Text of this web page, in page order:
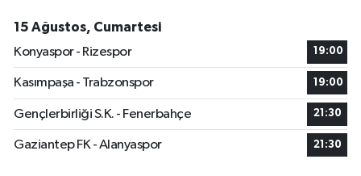
15 Ağustos, Cumartesi
Konyaspor - Rizespor
19:00
Kasımpaşa - Trabzonspor 19:00
Gençlerbirliği S.K. - Fenerbahçe 21:30
Gaziantep FK - Alanyaspor 21:30